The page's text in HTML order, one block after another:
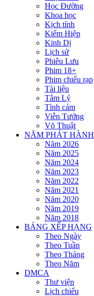
Học Đường
Khoa học
Kịch tính
Kiếm Hiệp
Kinh Dị
Lịch sử
Phiêu Lưu
Phim 18+
Phim chiếu rạp
Tài liệu
Tâm Lý
Tình cảm
Viễn Tưởng
Võ Thuật
NĂM PHÁT HÀNH
Năm 2026
Năm 2025
Năm 2024
Năm 2023
Năm 2022
Năm 2021
Năm 2020
Năm 2019
Năm 2018
BẢNG XẾP HẠNG
Theo Ngày
Theo Tuần
Theo Tháng
Theo Năm
DMCA
Thư viện
Lịch chiếu